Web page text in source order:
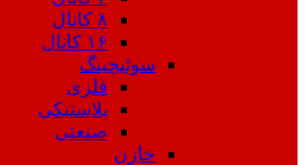
۸ کانال
۱۶ کانال
سوئیچینگ
فلزی
پلاستیکی
صنعتی
خازن